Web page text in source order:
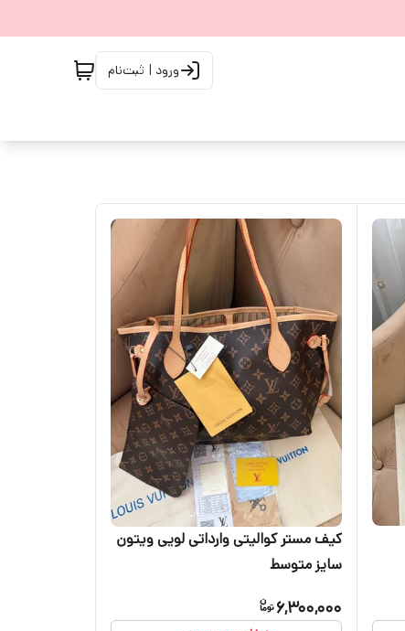
ورود | ثبت‌نام
کیف مستر کوالیتی وارداتی لویی ویتون
سایز متوسط
6,300,000